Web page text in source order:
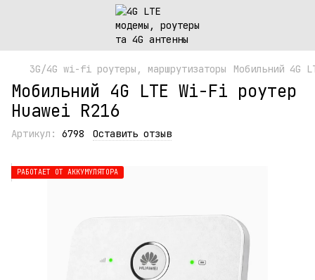
3G/4G wi-fi роутеры, маршрутизаторы Мобильний 4G
Мобильний 4G LTE Wi-Fi роутер
Huawei R216
Артикул: 6798 Оставить отзыв
РАБОТАЕТ ОТ АККУМУЛЯТОРА